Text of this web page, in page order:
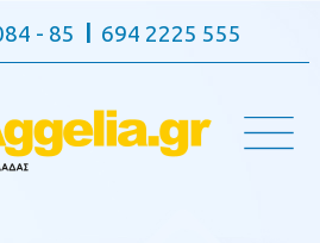
- 85 694 2225 555